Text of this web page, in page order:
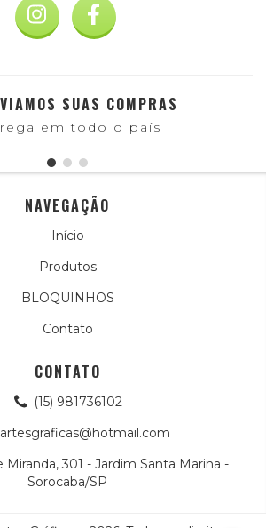
SUAS COMPRAS
em todo o país
NAVEGAÇÃO
Início
Produtos
BLOQUINHOS
Contato
CONTATO
(15) 981736102
Miranda, 301 - Jardim Santa Marina -
Sorocaba/SP